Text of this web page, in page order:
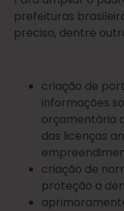
prefeituras
preciso, dentre
criação de
informações
orçamentária
das licenças
criação de
proteção a